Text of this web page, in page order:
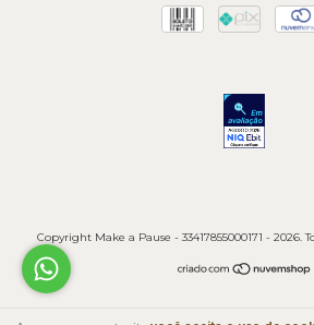
Copyright Make a Pause - 33417855000171 - 2026.